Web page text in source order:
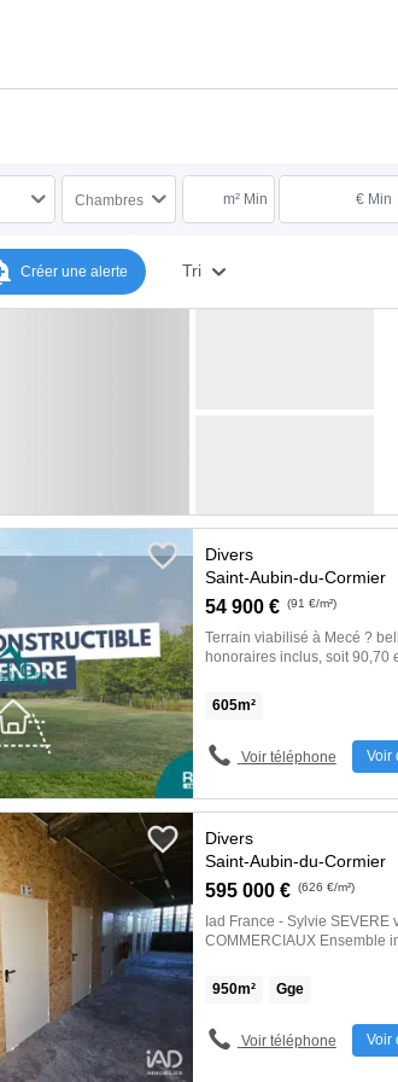
Chambres m² Min € Min
Créer une alerte Tri
54 900 € (91 €/m²)
Divers
Saint-Aubin-du-Cormier
Terrain viabilisé à Mecé ?
honoraires inclus, soit 90,70
scolaires vers Saint-Aubin-
équipements, cadre
de maison commence ici. Contactez moi pour visiter et réserver votre
Vilaine, Saint-Aubin-du-
d'expérience, le Cabinet
605m²
Voir téléphone Voir
595 000 € (626 €/m²)
Divers
Saint-Aubin-du-Cormier
Iad France - Sylvie
COMMERCIAUX Ensemble
3mn de l’A84 ce bien est
d’une bonne visibilité et
exploité en activité de
garages ainsi que deux
950m² Gge
Voir téléphone Voir